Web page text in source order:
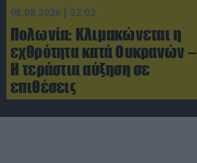
08.08.2026 | 22:02
Πολωνία: Κλιμακώνεται η
εχθρότητα κατά Ουκρανών –
Η τεράστια αύξηση σε
επιθέσεις